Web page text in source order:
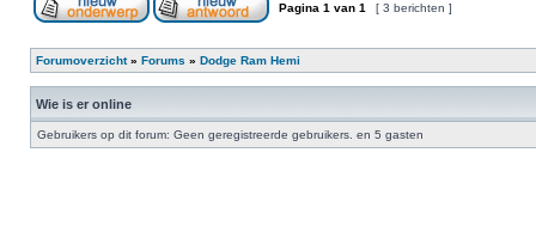
Pagina 1 van 1 [ 3 berichten ]
Forumoverzicht» Forums » Dodge Ram Hemi
Wie is er online
Gebruikers op dit forum: Geen geregistreerde gebruikers. en 5 gasten